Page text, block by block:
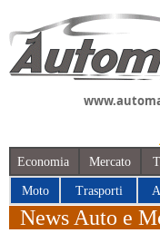
Economia Mercato
Moto Trasporti
News Auto e